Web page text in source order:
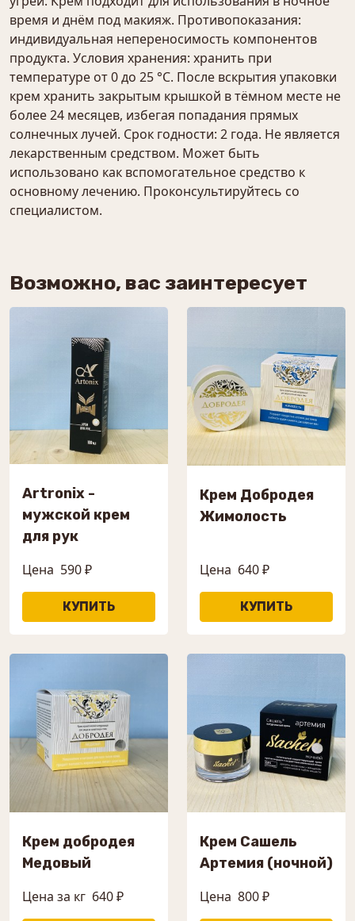
время и днём под макияж. Противопоказания:
индивидуальная непереносимость компонентов
продукта. Условия хранения: хранить при
температуре от 0 до 25 °С. После вскрытия упаковки
крем хранить закрытым крышкой в тёмном месте не
более 24 месяцев, избегая попадания прямых
солнечных лучей. Срок годности: 2 года. Не является
лекарственным средством. Может быть
использовано как вспомогательное средство к
основному лечению. Проконсультируйтесь со
специалистом.
Возможно, вас заинтересует
Artronix -
мужской крем
для рук
Цена 590 ₽
Крем Добродея
Жимолость
Цена 640 ₽
Крем добродея
Медовый
Цена за кг 640 ₽
Крем Сашель
Артемия (ночной)
Цена 800 ₽